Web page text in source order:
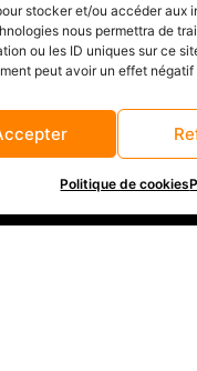
stocker et/ou accéder aux
nous permettra de
ou les ID uniques sur ce
peut avoir un effet
Politique de cookies